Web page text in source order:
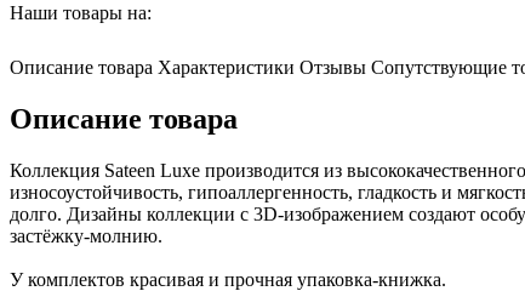
Наши товары на:
Описание товара Характеристики Отзывы Сопутствующие
Описание товара
Коллекция Sateen Luxe производится из
износоустойчивость, гипоаллергенность, гладкость и
долго. Дизайны коллекции с 3D-изображением создают
застёжку-молнию.
У комплектов красивая и прочная упаковка-книжка.